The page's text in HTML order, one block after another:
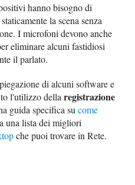
hanno bisogno di
la scena senza
I microfoni devono anche
eliminare alcuni fastidiosi
il parlato.
di alcuni software e
l'utilizzo dellaregistrazione
guida specifica sucome
una lista dei migliori
che puoi trovare in Rete.